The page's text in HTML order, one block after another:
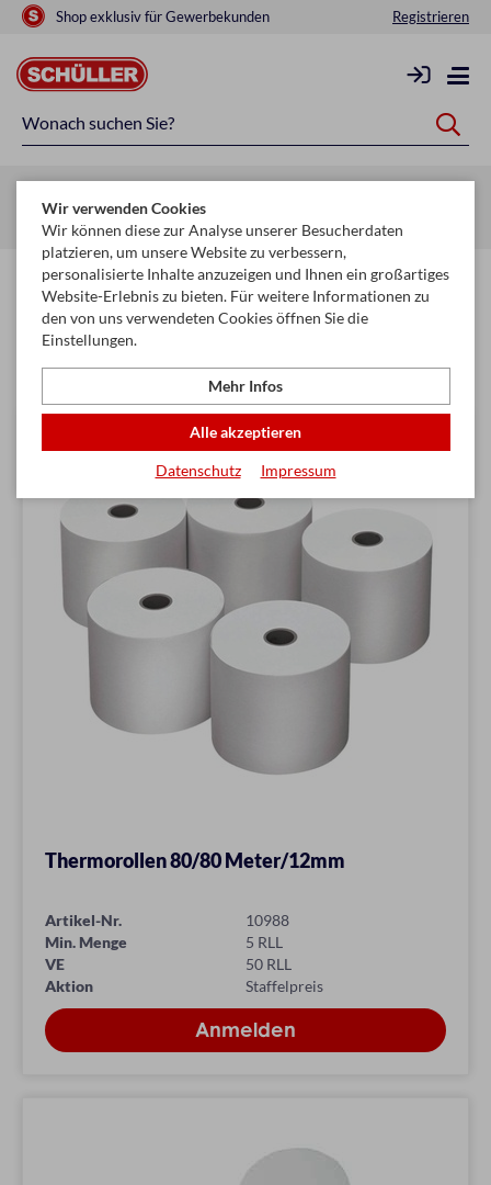
Shop exklusiv für Gewerbekunden Registrieren
Adding-, Kassa- & Thermorollen
Adding-, Kassa- & Thermorollen
Filtern & Sortieren
Thermorollen 80/80 Meter/12mm
Artikel-Nr.
10988
Min. Menge
5 RLL
VE
50 RLL
Aktion
Staffelpreis
Wir verwenden Cookies
Wir können diese zur Analyse unserer Besucherdaten
platzieren, um unsere Website zu verbessern,
personalisierte Inhalte anzuzeigen und Ihnen ein großartiges
Website-Erlebnis zu bieten. Für weitere Informationen zu
den von uns verwendeten Cookies öffnen Sie die
Einstellungen.
Mehr Infos
Alle akzeptieren
Datenschutz Impressum